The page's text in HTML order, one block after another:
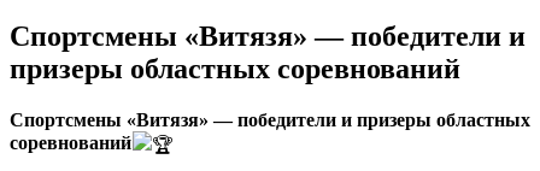
Спортсмены «Витязя» — победители и
призеры областных соревнований
Спортсмены «Витязя» — победители и призеры областных
соревнований